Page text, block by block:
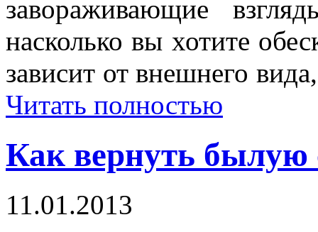
завораживающие
насколько вы хотите
зависит от внешнего
Читать полностью
Как вернуть былую
11.01.2013